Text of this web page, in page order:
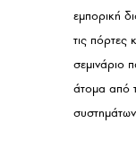
εμπορική
τις πόρτες
άτομα από